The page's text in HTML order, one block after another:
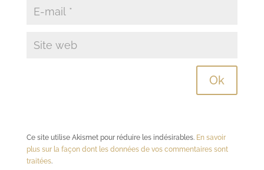
Ce site utilise Akismet pour réduire les indésirables. En savoir
plus sur la façon dont les données de vos commentaires sont
traitées.